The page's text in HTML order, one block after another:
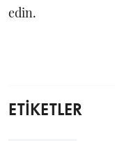
edin.
ETİKETLER